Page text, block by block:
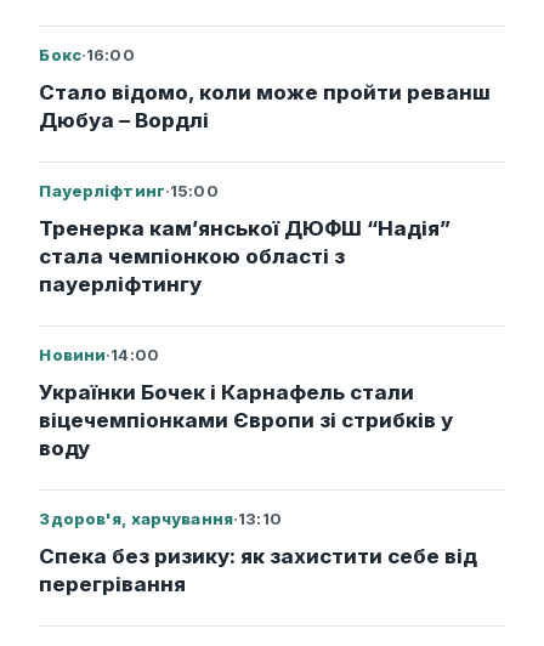
Бокс·16:00
Стало відомо, коли може пройти реванш
Дюбуа – Вордлі
Пауерліфтинг·15:00
Тренерка кам’янської ДЮФШ “Надія”
стала чемпіонкою області з
пауерліфтингу
Новини·14:00
Українки Бочек і Карнафель стали
віцечемпіонками Європи зі стрибків у
воду
Здоров'я, харчування·13:10
Спека без ризику: як захистити себе від
перегрівання